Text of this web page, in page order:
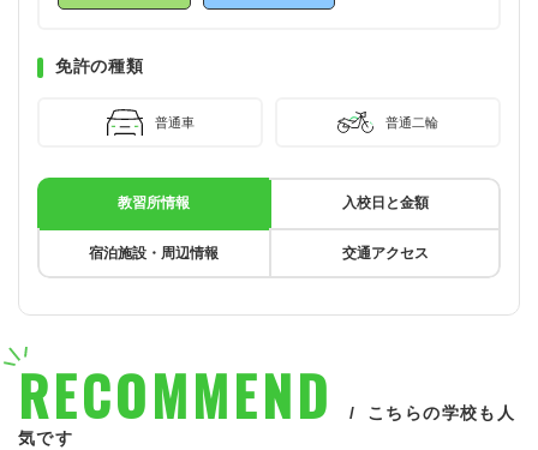
免許の種類
普通車 普通二輪
教習所情報 入校日と金額
宿泊施設・周辺情報 交通アクセス
RECOMMEND
こちらの学校も人
気です